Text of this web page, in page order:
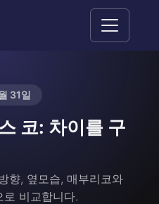
31일
코: 차이를 구
향, 옆모습, 매부리코와
비교합니다.